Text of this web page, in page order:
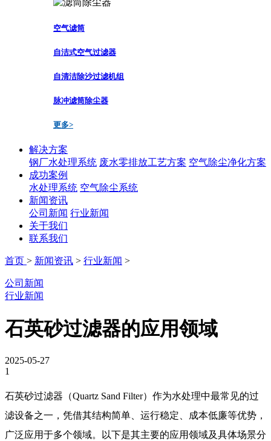
空气滤筒
自洁式空气过滤器
自清洁除沙过滤机组
脉冲滤筒除尘器
更多>
解决方案
钢厂水处理系统 废水零排放工艺方案 空气除尘净化方案
成功案例
水处理系统 空气除尘系统
新闻资讯
公司新闻 行业新闻
关于我们
联系我们
首页 > 新闻资讯 > 行业新闻 >
公司新闻
行业新闻
石英砂过滤器的应用领域
2025-05-27
1
石英砂过滤器（Quartz Sand Filter）作为水处理中最常见的过
滤设备之一，凭借其结构简单、运行稳定、成本低廉等优势，
广泛应用于多个领域。以下是其主要的应用领域及具体场景分